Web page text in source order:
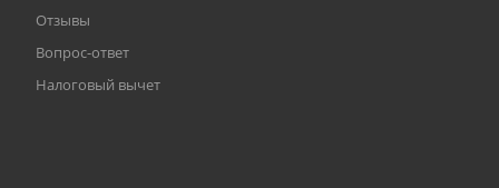
Отзывы
Вопрос-ответ
Налоговый вычет